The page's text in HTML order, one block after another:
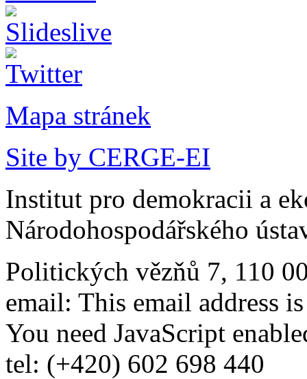
Mapa stránek
Site by CERGE-EI
Institut pro demokracii a
Národohospodářského
Politických vězňů 7, 110
email: This email address
You need JavaScript
tel: (+420) 602 698 440